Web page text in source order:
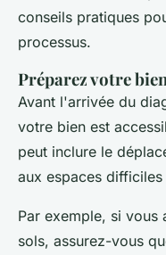
conseils pratiques
processus.
Préparez votre
Avant l'arrivée du
votre bien est
peut inclure le
aux espaces
Par exemple, si vous
sols, assurez-vous